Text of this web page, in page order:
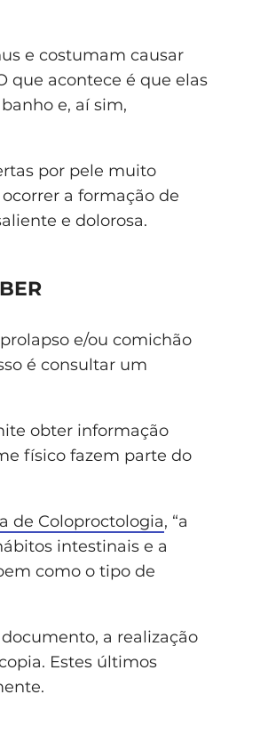
e costumam causar
que acontece é que elas
e, aí sim,
por pele muito
a formação de
e dolorosa.
e/ou comichão
é consultar um
obter informação
físico fazem parte do
de Coloproctologia, “a
intestinais e a
como o tipo de
a realização
Estes últimos